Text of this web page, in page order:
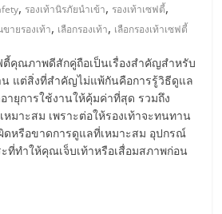
, รองเท้านิรภัยนำเข้า, รองเท้าเซฟตี้,
ขายรองเท้า, เลือกรองเท้า, เลือกรองเท้าเซฟตี้
ตี้คุณภาพดีสักคู่ถือเป็นเรื่องสำคัญสำหรับ
แต่สิ่งที่สำคัญไม่แพ้กันคือการรู้วิธีดูแล
ายุการใช้งานให้คุ้มค่าที่สุด รวมถึง
มาะสม เพราะต่อให้รองเท้าจะทนทาน
ดหรือขาดการดูแลที่เหมาะสม อุปกรณ์
ที่ทำให้คุณเจ็บเท้าหรือเสื่อมสภาพก่อน